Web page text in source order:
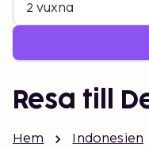
2 vuxna
Resa till
Hem Indonesien